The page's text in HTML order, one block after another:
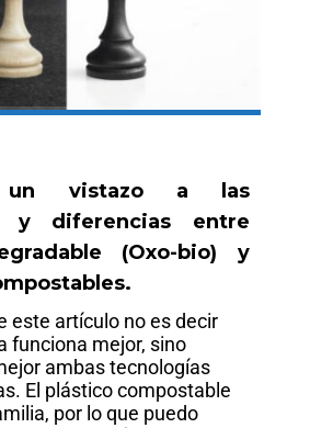
un vistazo a las
y diferencias entre
(Oxo-bio) y
este artículo no es decir
funciona mejor, sino
ambas tecnologías
El plástico compostable
por lo que puedo